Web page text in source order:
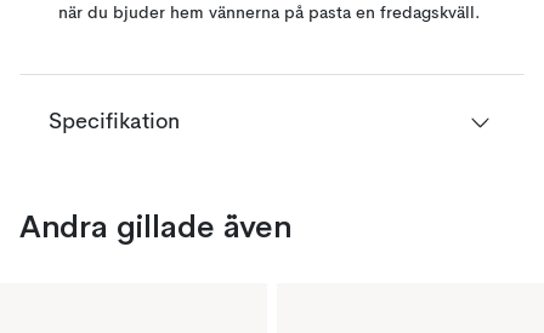
när du bjuder hem vännerna på pasta en fredagskväll.
Specifikation
Andra gillade även